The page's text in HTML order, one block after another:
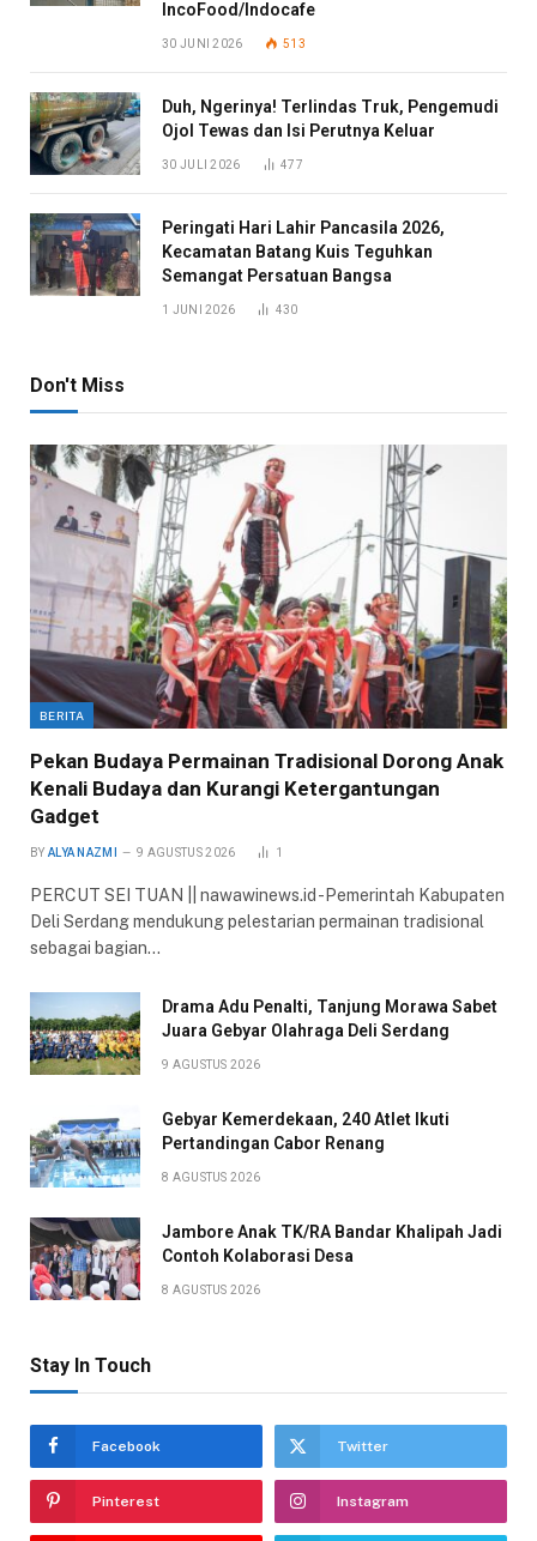
IncoFood/Indocafe
30 JUNI 2026 513
Duh, Ngerinya! Terlindas Truk, Pengemudi
Ojol Tewas dan Isi Perutnya Keluar
30 JULI 2026 477
Peringati Hari Lahir Pancasila 2026,
Kecamatan Batang Kuis Teguhkan
Semangat Persatuan Bangsa
1 JUNI 2026 430
Don't Miss
BERITA
Pekan Budaya Permainan Tradisional Dorong Anak
Kenali Budaya dan Kurangi Ketergantungan
Gadget
BY ALYA NAZMI 9 AGUSTUS 2026 1
PERCUT SEI TUAN || nawawinews.id -Pemerintah Kabupaten
Deli Serdang mendukung pelestarian permainan tradisional
sebagai bagian…
Drama Adu Penalti, Tanjung Morawa Sabet
Juara Gebyar Olahraga Deli Serdang
9 AGUSTUS 2026
Gebyar Kemerdekaan, 240 Atlet Ikuti
Pertandingan Cabor Renang
8 AGUSTUS 2026
Jambore Anak TK/RA Bandar Khalipah Jadi
Contoh Kolaborasi Desa
8 AGUSTUS 2026
Stay In Touch
Facebook Twitter
Pinterest Instagram